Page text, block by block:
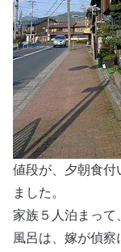
値段が、夕朝食付
ました。
家族５人泊まって
風呂は、嫁が偵